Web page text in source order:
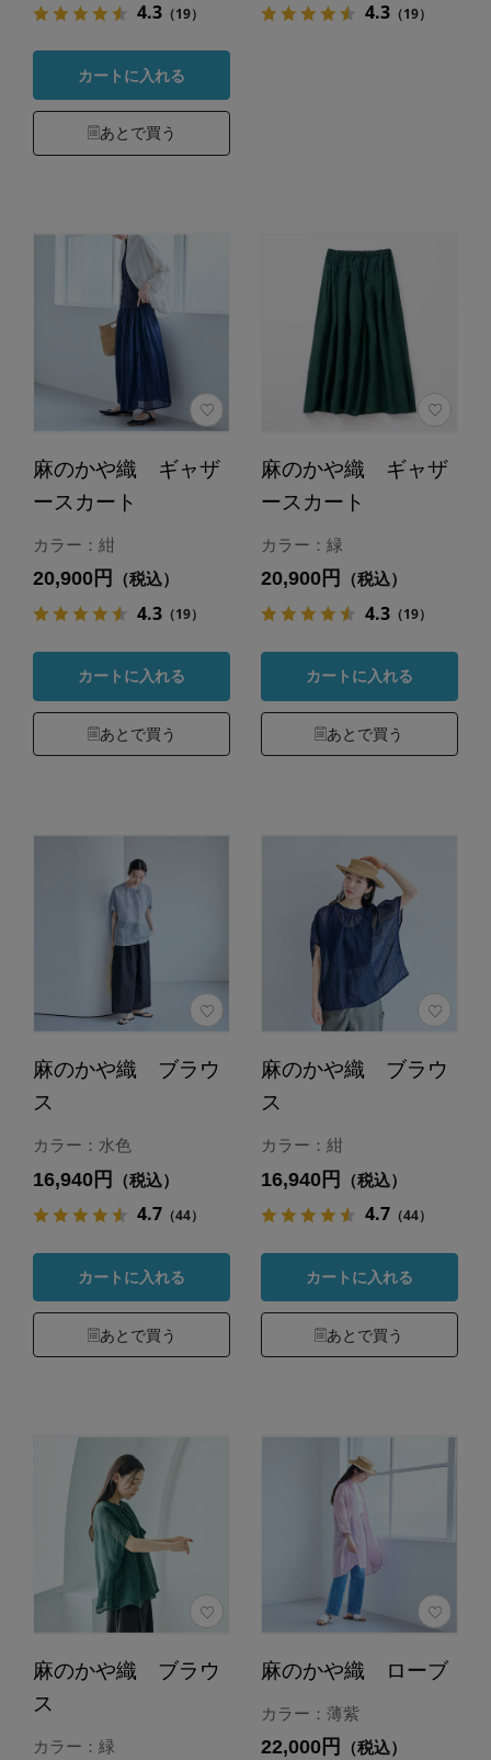
4.3（19）
カートに入れる
あとで買う
4.3（19）
麻のかや織 ギャザ
ースカート
カラー：紺
20,900円 （税込）
4.3（19）
カートに入れる
あとで買う
麻のかや織 ギャザ
ースカート
カラー：緑
20,900円 （税込）
4.3（19）
カートに入れる
あとで買う
麻のかや織 ブラウ
ス
カラー：水色
16,940円 （税込）
4.7（44）
カートに入れる
あとで買う
麻のかや織 ブラウ
ス
カラー：紺
16,940円 （税込）
4.7（44）
カートに入れる
あとで買う
麻のかや織 ブラウ
ス
カラー：緑
麻のかや織 ローブ
カラー：薄紫
22,000円 （税込）